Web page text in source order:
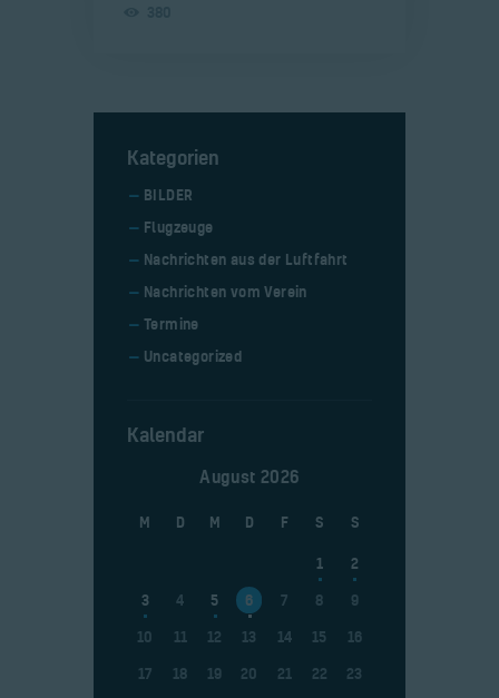
Kategorien
BILDER
Flugzeuge
Nachrichten aus der Luftfahrt
Nachrichten vom Verein
Termine
Uncategorized
Kalendar
August 2026
M D M D F S S
1
2
3
4 5 6 7 8
9
10
11 12 13 14 15
16
17
18 19 20 21 22
23